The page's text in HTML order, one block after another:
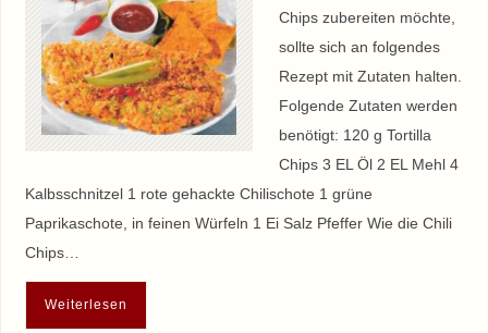
Chips zubereiten möchte,
sollte sich an folgendes
Rezept mit Zutaten halten.
Folgende Zutaten werden
benötigt: 120 g Tortilla
Chips 3 EL Öl 2 EL Mehl 4
Kalbsschnitzel 1 rote gehackte Chilischote 1 grüne
Paprikaschote, in feinen Würfeln 1 Ei Salz Pfeffer Wie die Chili
Chips…
Weiterlesen